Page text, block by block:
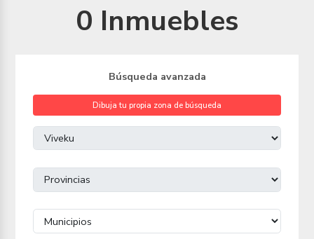
0 Inmuebles
Búsqueda avanzada
Dibuja tu propia zona de búsqueda